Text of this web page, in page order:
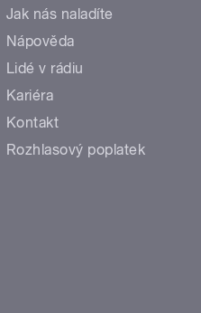
Jak nás naladíte
Nápověda
Lidé v rádiu
Kariéra
Kontakt
Rozhlasový poplatek